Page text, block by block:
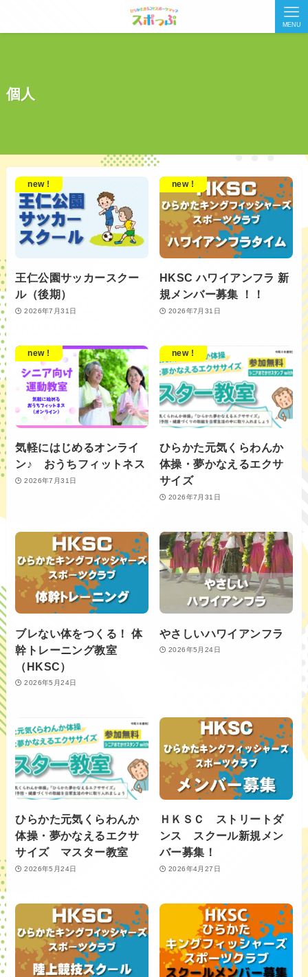
MENU
個人
new !
王仁公園サッカースクー
ル（後期）
2026年7月31日
new !
HKSC ハワイアンフラ 新
規メンバー募集 ！！
2026年7月31日
new !
気軽にはじめるオンライ
ン♪ おうちフィットネス
2026年7月31日
new !
ひらかた元気くらわんか
体操・夢かなえるエクサ
サイズ
2026年7月31日
ブレない体をつくる！ 体
幹トレーニング教室
（HKSC）
2026年5月24日
やさしいハワイアンフラ
2026年5月24日
ひらかた元気くらわんか
体操・夢かなえるエクサ
サイズ マスター教室
2026年5月24日
ＨＫＳＣ ストリートダ
ンス スクール新規メン
バー募集！
2026年4月27日